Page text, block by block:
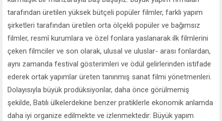
tarafından üretilen yüksek bütçeli popüler filmler, farklı yapım
şirketleri tarafından üretilen orta ölçekli popüler ve bağımsız
filmler, resmî kurumlara ve özel fonlara yaslanarak ilk filmlerini
çeken filmciler ve son olarak, ulusal ve uluslar- arası fonlardan,
aynı zamanda festival gösterimleri ve ödül gelirlerinden istifade
ederek ortak yapımlar üreten tanınmış sanat filmi yönetmenleri.
Dolayısıyla büyük prodüksiyonlar, daha önce görülmemiş
şekilde, Batılı ülkelerdekine benzer pratiklerle ekonomik anlamda
daha iyi organize edilmekte ve izlenmektedir: Büyük yapım